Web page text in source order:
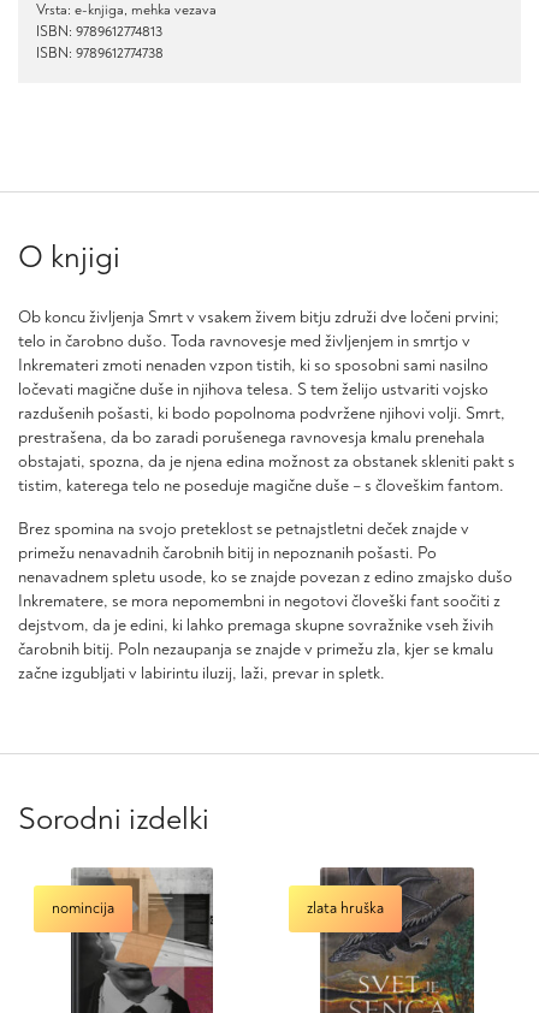
Vrsta: e-knjiga, mehka vezava
ISBN: 9789612774813
ISBN: 9789612774738
O knjigi
Ob koncu življenja Smrt v vsakem živem bitju združi dve ločeni prvini;
telo in čarobno dušo. Toda ravnovesje med življenjem in smrtjo v
Inkremateri zmoti nenaden vzpon tistih, ki so sposobni sami nasilno
ločevati magične duše in njihova telesa. S tem želijo ustvariti vojsko
razdušenih pošasti, ki bodo popolnoma podvržene njihovi volji. Smrt,
prestrašena, da bo zaradi porušenega ravnovesja kmalu prenehala
obstajati, spozna, da je njena edina možnost za obstanek skleniti pakt s
tistim, katerega telo ne poseduje magične duše – s človeškim fantom.
Brez spomina na svojo preteklost se petnajstletni deček znajde v
primežu nenavadnih čarobnih bitij in nepoznanih pošasti. Po
nenavadnem spletu usode, ko se znajde povezan z edino zmajsko dušo
Inkrematere, se mora nepomembni in negotovi človeški fant soočiti z
dejstvom, da je edini, ki lahko premaga skupne sovražnike vseh živih
čarobnih bitij. Poln nezaupanja se znajde v primežu zla, kjer se kmalu
začne izgubljati v labirintu iluzij, laži, prevar in spletk.
Sorodni izdelki
nomincija zlata hruška